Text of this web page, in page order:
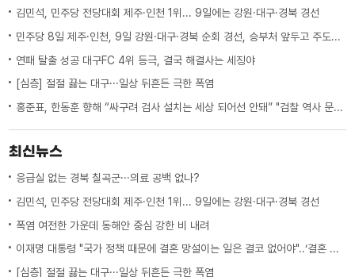
김민석, 민주당 전당대회 제주·인천 1위... 9일에는 강원·대구·경북 경선
민주당 8일 제주·인천, 9일 강원·대구·경북 순회 경선, 승부처 앞두고 주도권 잡기
연패 탈출 성공 대구FC 4위 등극, 결국 해결사는 세징야
[심층] 절절 끓는 대구···일상 뒤흔든 극한 폭염
홍준표, 한동훈 향해 “싸구려 검사 설치는 세상 되어선 안돼” "검찰 역사 문 닫게 원인 제공한 원흉"
최신뉴스
응급실 없는 경북 칠곡군···의료 공백 없나?
김민석, 민주당 전당대회 제주·인천 1위... 9일에는 강원·대구·경북 경선
폭염 여전한 가운데 동해안 중심 강한 비 내려
이재명 대통령 "국가 정책 때문에 결혼 망설이는 일은 결코 없어야"..‘결혼 페널티’ 제도 상 불이익 면밀히 조사 지시
[심층] 절절 끓는 대구···일상 뒤흔든 극한 폭염